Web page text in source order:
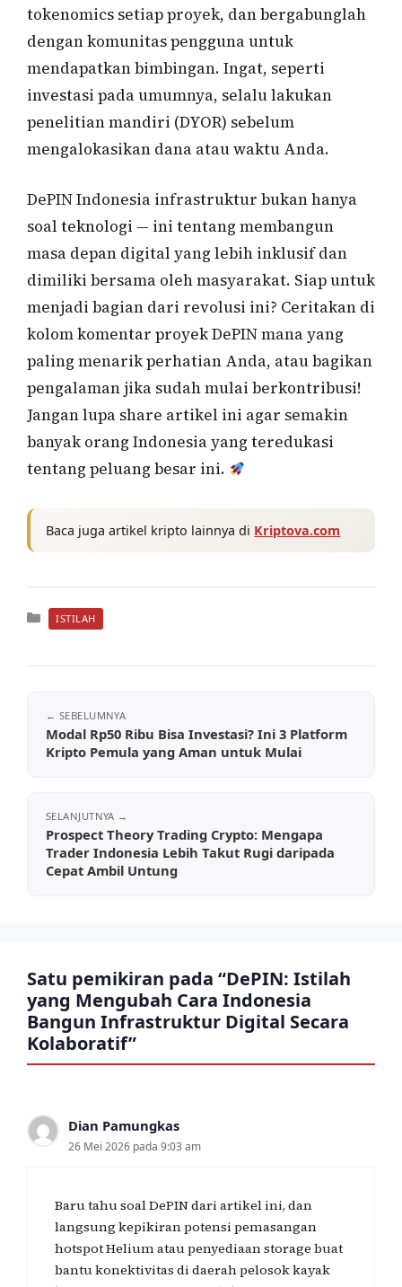
tokenomics setiap proyek, dan bergabunglah
dengan komunitas pengguna untuk
mendapatkan bimbingan. Ingat, seperti
investasi pada umumnya, selalu lakukan
penelitian mandiri (DYOR) sebelum
mengalokasikan dana atau waktu Anda.
DePIN Indonesia infrastruktur bukan hanya
soal teknologi — ini tentang membangun
masa depan digital yang lebih inklusif dan
dimiliki bersama oleh masyarakat. Siap untuk
menjadi bagian dari revolusi ini? Ceritakan di
kolom komentar proyek DePIN mana yang
paling menarik perhatian Anda, atau bagikan
pengalaman jika sudah mulai berkontribusi!
Jangan lupa share artikel ini agar semakin
banyak orang Indonesia yang teredukasi
tentang peluang besar ini.
Baca juga artikel kripto lainnya di Kriptova.com
Kategori
ISTILAH
Modal Rp50 Ribu Bisa Investasi? Ini 3 Platform
Kripto Pemula yang Aman untuk Mulai
Prospect Theory Trading Crypto: Mengapa
Trader Indonesia Lebih Takut Rugi daripada
Cepat Ambil Untung
Satu pemikiran pada “DePIN: Istilah
yang Mengubah Cara Indonesia
Bangun Infrastruktur Digital Secara
Kolaboratif”
Dian Pamungkas
26 Mei 2026 pada 9:03 am
Baru tahu soal DePIN dari artikel ini, dan
langsung kepikiran potensi pemasangan
hotspot Helium atau penyediaan storage buat
bantu konektivitas di daerah pelosok kayak